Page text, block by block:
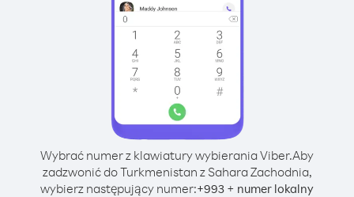
Wybrać numer z klawiatury wybierania Viber.Aby
zadzwonić do Turkmenistan z Sahara Zachodnia,
wybierz następujący numer:+993 + numer lokalny